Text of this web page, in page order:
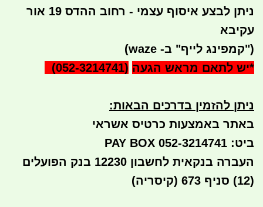
ניתן לבצע איסוף עצמי - רחוב ההדס 19 אור
עקיבא
("קמפינג לייף" ב- waze)
*יש לתאם מראש הגעה (052-3214741)
ניתן להזמין בדרכים הבאות:
באתר באמצעות כרטיס אשראי
ביט: 052-3214741 PAY BOX
העברה בנקאית לחשבון 12230 בנק הפועלים
(12) סניף 673 (קיסריה)